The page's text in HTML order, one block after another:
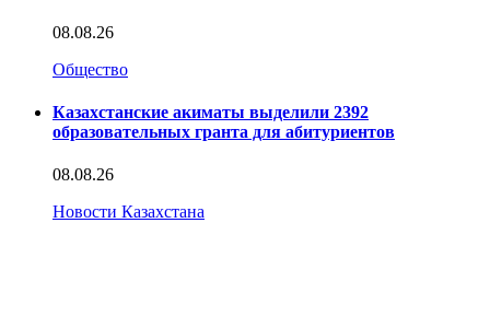
08.08.26
Общество
Казахстанские акиматы выделили 2392
образовательных гранта для абитуриентов
08.08.26
Новости Казахстана